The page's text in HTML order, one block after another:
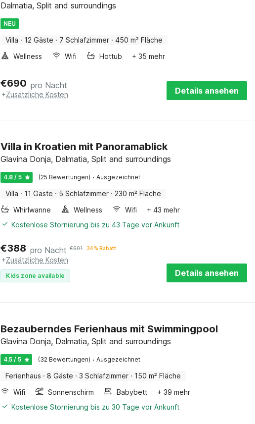
Dalmatia, Split and surroundings
NEU
Villa · 12 Gäste · 7 Schlafzimmer · 450 m² Fläche
Wellness
Wifi Hottub + 35 mehr
€690 pro Nacht
+Zusätzliche Kosten Details ansehen
Villa in Kroatien mit Panoramablick
Glavina Donja, Dalmatia, Split and surroundings
4.8 / 5 (25 Bewertungen) · Ausgezeichnet
Villa · 11 Gäste · 5 Schlafzimmer · 230 m² Fläche
Whirlwanne
Wellness Wifi
+ 43 mehr
Kostenlose Stornierung bis zu 43 Tage vor Ankunft
€388 pro Nacht €601 34 % Rabatt
+Zusätzliche Kosten
Kids zone available Details ansehen
Bezauberndes Ferienhaus mit Swimmingpool
Glavina Donja, Dalmatia, Split and surroundings
4.5 / 5 (32 Bewertungen) · Ausgezeichnet
Ferienhaus · 8 Gäste · 3 Schlafzimmer · 150 m² Fläche
Wifi
Sonnenschirm Babybett
+ 39 mehr
Kostenlose Stornierung bis zu 30 Tage vor Ankunft